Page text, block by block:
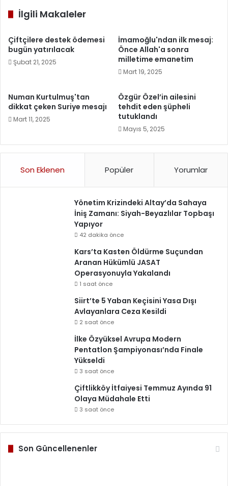
İlgili Makaleler
Çiftçilere destek ödemesi
bugün yatırılacak
Şubat 21, 2025
İmamoğlu'ndan ilk mesaj:
Önce Allah'a sonra
milletime emanetim
Mart 19, 2025
Numan Kurtulmuş'tan
dikkat çeken Suriye mesajı
Mart 11, 2025
Özgür Özel’in ailesini
tehdit eden şüpheli
tutuklandı
Mayıs 5, 2025
Son Eklenen Popüler Yorumlar
Yönetim Krizindeki Altay’da Sahaya
İniş Zamanı: Siyah-Beyazlılar Topbaşı
Yapıyor
42 dakika önce
Kars’ta Kasten Öldürme Suçundan
Aranan Hükümlü JASAT
Operasyonuyla Yakalandı
1 saat önce
Siirt’te 5 Yaban Keçisini Yasa Dışı
Avlayanlara Ceza Kesildi
2 saat önce
İlke Özyüksel Avrupa Modern
Pentatlon Şampiyonası’nda Finale
Yükseldi
3 saat önce
Çiftlikköy İtfaiyesi Temmuz Ayında 91
Olaya Müdahale Etti
3 saat önce
Son Güncellenenler